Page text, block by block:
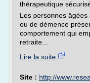
thérapeutique
Les personnes
ou de démence
comportement qui
retraite...
Lire la suite
Site : http://